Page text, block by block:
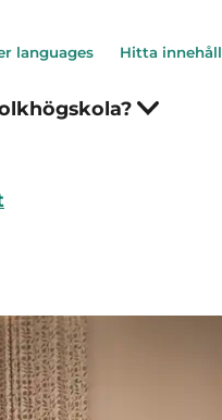
languages Hitta innehåll